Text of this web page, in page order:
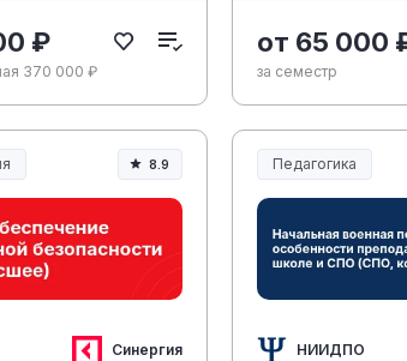
₽
370 000 ₽
от 65 000
за семестр
и право
8.9
Синергия
Педагогика
Образование и
НИИДПО